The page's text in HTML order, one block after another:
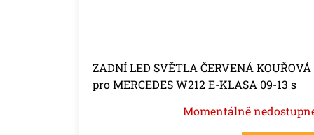
ZADNÍ LED SVĚTLA ČERVENÁ KOUŘOVÁ
pro MERCEDES W212 E-KLASA 09-13 s
Momentálně